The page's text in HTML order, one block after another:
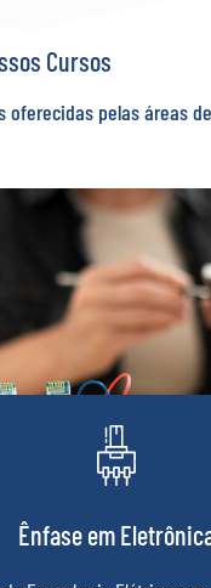
Cursos
oferecidas pelas áreas
Ênfase em